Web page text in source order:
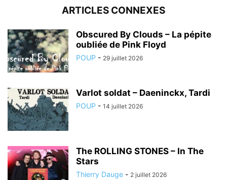
ARTICLES CONNEXES
Obscured By Clouds – La pépite
oubliée de Pink Floyd
POUP - 29 juillet 2026
Varlot soldat – Daeninckx, Tardi
POUP - 14 juillet 2026
The ROLLING STONES – In The
Stars
Thierry Dauge - 2 juillet 2026